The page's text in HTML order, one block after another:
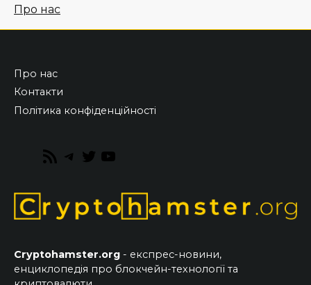
Про нас
Про нас
Контакти
Політика конфіденційності
RSS
Telegram
Twitter
Cryptohamster.org - експрес-новини,
енциклопедія про блокчейн-технології та